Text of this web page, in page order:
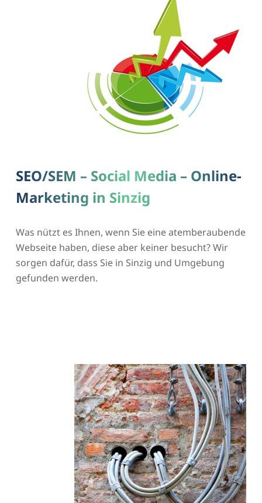
SEO/SEM – Social Media – Online-
Marketing in Sinzig
Was nützt es Ihnen, wenn Sie eine atemberaubende
Webseite haben, diese aber keiner besucht? Wir
sorgen dafür, dass Sie in Sinzig und Umgebung
gefunden werden.